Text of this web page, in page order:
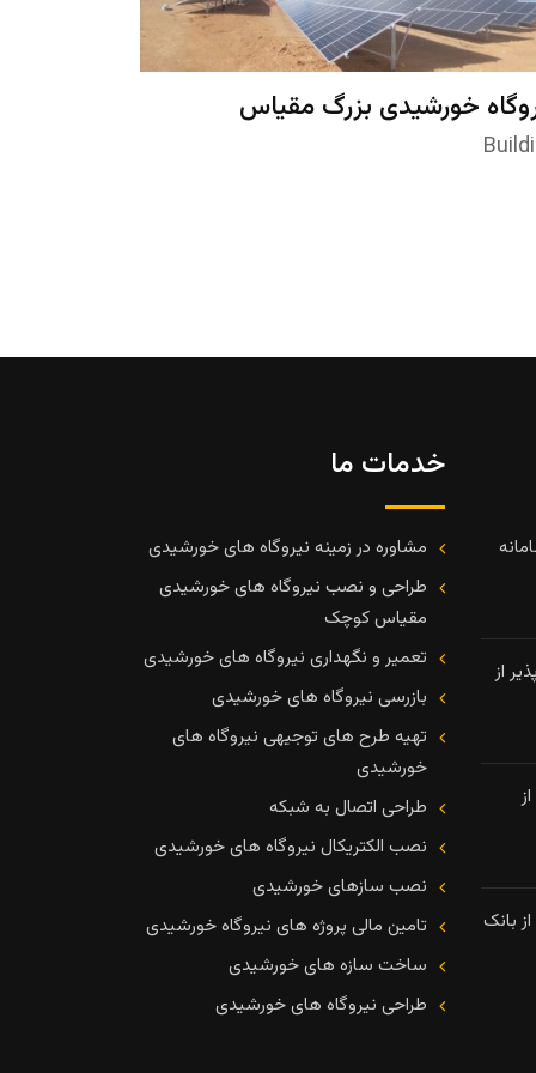
خورشیدی بزرگ مقیاس
با سازه دنبال کننده خورشید
از
بانک
خدمات ما
مشاوره در زمینه نیروگاه های خورشیدی
طراحی و نصب نیروگاه های خورشیدی
مقیاس کوچک
تعمیر و نگهداری نیروگاه های خورشیدی
بازرسی نیروگاه های خورشیدی
تهیه طرح های توجیهی نیروگاه های
خورشیدی
طراحی اتصال به شبکه
نصب الکتریکال نیروگاه های خورشیدی
نصب سازهای خورشیدی
تامین مالی پروژه های نیروگاه خورشیدی
ساخت سازه های خورشیدی
طراحی نیروگاه های خورشیدی